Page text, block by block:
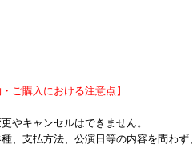
ご購入における注意点】
やキャンセルはできません。
種、支払方法、公演日等の内容を問わ